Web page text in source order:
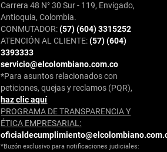
Carrera 48 N° 30 Sur - 119, Envigado,
Antioquia, Colombia.
CONMUTADOR:(57) (604) 3315252
ATENCIÓN AL CLIENTE:(57) (604)
3393333
servicio@elcolombiano.com.co
*Para asuntos relacionados con
peticiones, quejas y reclamos (PQR),
haz clic aquí
PROGRAMA DE TRANSPARENCIA Y
ÉTICA EMPRESARIAL:
*Buzón exclusivo para notificaciones judiciales: